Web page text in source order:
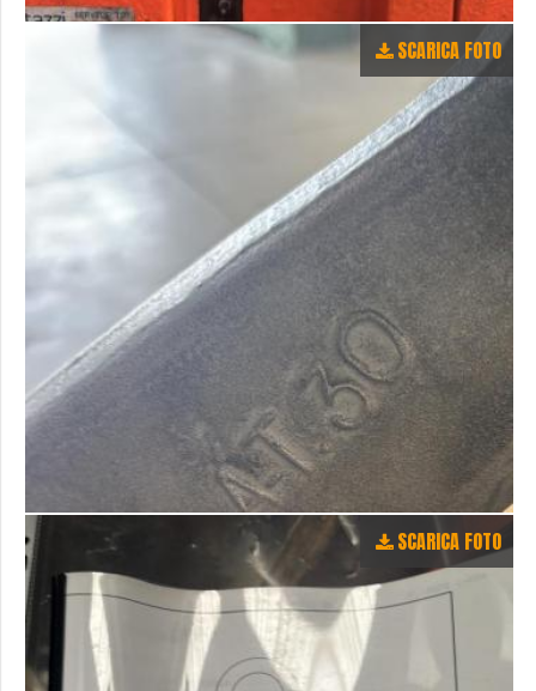
SCARICA FOTO
SCARICA FOTO